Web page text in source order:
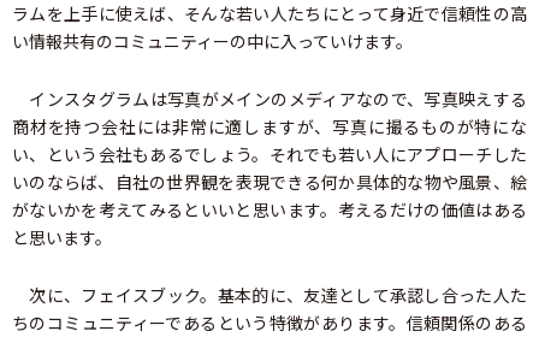
ラムを上手に使えば、そんな若い人たちにとって身近で信頼性の高
い情報共有のコミュニティーの中に入っていけます。
インスタグラムは写真がメインのメディアなので、写真映えする
商材を持つ会社には非常に適しますが、写真に撮るものが特にな
い、という会社もあるでしょう。それでも若い人にアプローチした
いのならば、自社の世界観を表現できる何か具体的な物や風景、絵
がないかを考えてみるといいと思います。考えるだけの価値はある
と思います。
次に、フェイスブック。基本的に、友達として承認し合った人た
ちのコミュニティーであるという特徴があります。信頼関係のある